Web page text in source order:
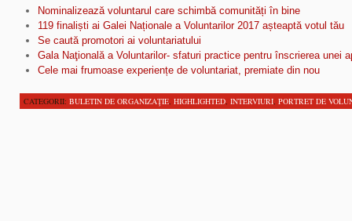
Nominalizează voluntarul care schimbă comunități în bine
119 finaliști ai Galei Naționale a Voluntarilor 2017 așteaptă votul tău
Se caută promotori ai voluntariatului
Gala Naţională a Voluntarilor- sfaturi practice pentru înscrierea unei
Cele mai frumoase experiențe de voluntariat, premiate din nou
CATEGORII: BULETIN DE ORGANIZAŢIE, HIGHLIGHTED, INTERVIURI, PORTRET DE